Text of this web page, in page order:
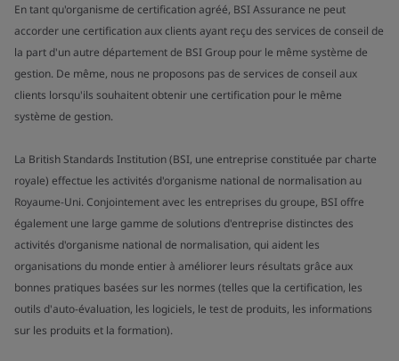
En tant qu'organisme de certification agréé, BSI Assurance ne peut
accorder une certification aux clients ayant reçu des services de conseil de
la part d'un autre département de BSI Group pour le même système de
gestion. De même, nous ne proposons pas de services de conseil aux
clients lorsqu'ils souhaitent obtenir une certification pour le même
système de gestion.
La British Standards Institution (BSI, une entreprise constituée par charte
royale) effectue les activités d'organisme national de normalisation au
Royaume-Uni. Conjointement avec les entreprises du groupe, BSI offre
également une large gamme de solutions d'entreprise distinctes des
activités d'organisme national de normalisation, qui aident les
organisations du monde entier à améliorer leurs résultats grâce aux
bonnes pratiques basées sur les normes (telles que la certification, les
outils d'auto-évaluation, les logiciels, le test de produits, les informations
sur les produits et la formation).